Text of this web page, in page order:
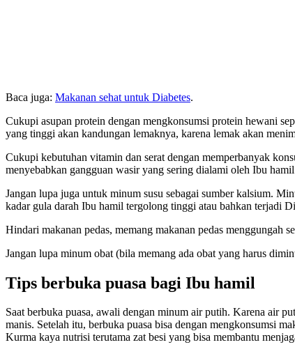
Baca juga: Makanan sehat untuk Diabetes.
Cukupi asupan protein dengan mengkonsumsi protein hewani
yang tinggi akan kandungan lemaknya, karena lemak akan
Cukupi kebutuhan vitamin dan serat dengan memperbanyak
menyebabkan gangguan wasir yang sering dialami oleh Ibu
Jangan lupa juga untuk minum susu sebagai sumber kalsium.
kadar gula darah Ibu hamil tergolong tinggi atau bahkan terjadi
Hindari makanan pedas, memang makanan pedas menggungah
Jangan lupa minum obat (bila memang ada obat yang harus
Tips berbuka puasa bagi Ibu hamil
Saat berbuka puasa, awali dengan minum air putih. Karena air
manis. Setelah itu, berbuka puasa bisa dengan mengkonsumsi
Kurma kaya nutrisi terutama zat besi yang bisa membantu